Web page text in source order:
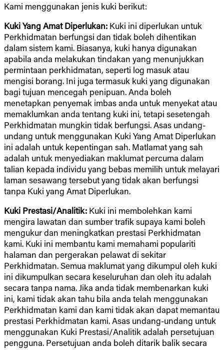
Kami menggunakan jenis kuki berikut:
Kuki Yang Amat Diperlukan: Kuki ini diperlukan untuk
Perkhidmatan berfungsi dan tidak boleh dihentikan
dalam sistem kami. Biasanya, kuki hanya digunakan
apabila anda melakukan tindakan yang menunjukkan
permintaan perkhidmatan, seperti log masuk atau
mengisi borang. Ini juga termasuk kuki yang digunakan
bagi tujuan mencegah penipuan. Anda boleh
menetapkan penyemak imbas anda untuk menyekat atau
memaklumkan anda tentang kuki ini, tetapi sesetengah
Perkhidmatan mungkin tidak berfungsi. Asas undang-
undang untuk menggunakan Kuki Yang Amat Diperlukan
ini adalah untuk kepentingan sah. Matlamat yang sah
adalah untuk menyediakan maklumat percuma dalam
talian kepada individu yang bebas memilih untuk melayari
laman sesawang tersebut yang tidak akan berfungsi
tanpa Kuki yang Amat Diperlukan.
Kuki Prestasi/Analitik: Kuki ini membolehkan kami
mengira lawatan dan sumber trafik supaya kami boleh
mengukur dan meningkatkan prestasi Perkhidmatan
kami. Kuki ini membantu kami memahami populariti
halaman dan pergerakan pelawat di sekitar
Perkhidmatan. Semua maklumat yang dikumpul oleh kuki
ini dikumpulkan secara keseluruhan dan oleh itu adalah
secara tanpa nama. Jika anda tidak membenarkan kuki
ini, kami tidak akan tahu bila anda telah menggunakan
Perkhidmatan kami dan kami tidak akan dapat memantau
prestasi Perkhidmatan kami. Asas undang-undang untuk
menggunakan Kuki Prestasi/Analitik adalah persetujuan
pengguna. Persetujuan anda boleh ditarik balik secara